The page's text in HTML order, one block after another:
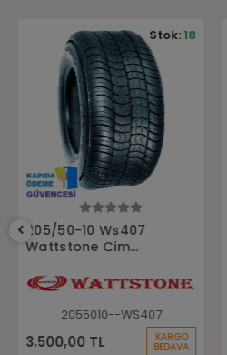
205/50-10 Ws407
Wattstone Çim
2055010--WS407
3.500,00 TL KARGO
BEDAVA
Stok:18